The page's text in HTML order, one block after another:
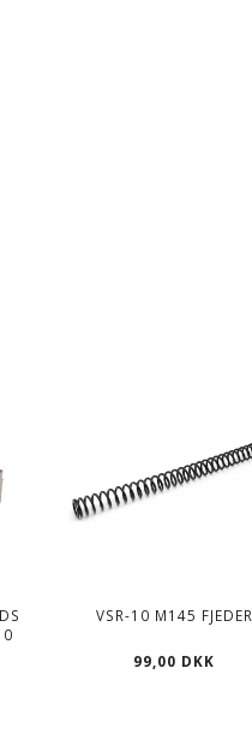
VSR-10 M145 FJEDER
99,00 DKK